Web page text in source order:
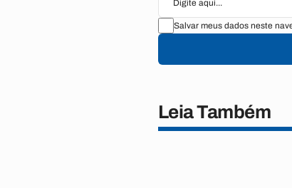
Salvar meus dados neste
Leia Também